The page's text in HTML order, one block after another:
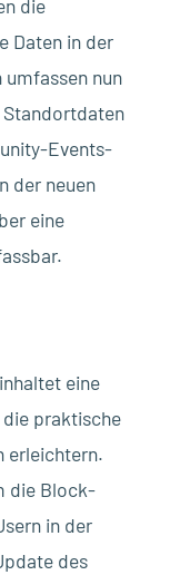
die
Daten in der
nun
Events-
der neuen
eine
eine
die praktische
erleichtern.
die Block-
in der
des